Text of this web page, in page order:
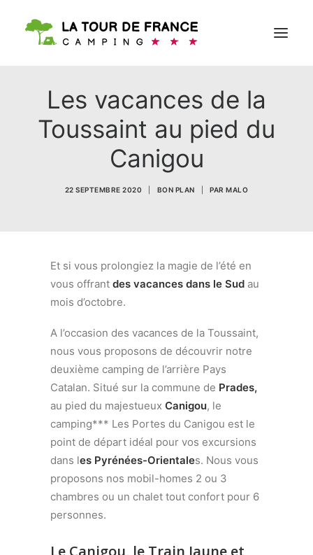
RÉSERVER
Les vacances de la
Toussaint au pied du
Canigou
22 SEPTEMBRE 2020 BON PLAN PARMALO
Et si vous prolongiez la magie de l’été en
vous offrant des vacances dans le Sud au
mois d’octobre.
A l’occasion des vacances de la Toussaint,
nous vous proposons de découvrir notre
deuxième camping de l’arrière Pays
Catalan. Situé sur la commune de Prades,
au pied du majestueux Canigou, le
camping*** Les Portes du Canigou est le
point de départ idéal pour vos excursions
dans les Pyrénées-Orientales. Nous vous
proposons nos mobil-homes 2 ou 3
chambres ou un chalet tout confort pour 6
personnes.
Le Canigou, le Train Jaune et